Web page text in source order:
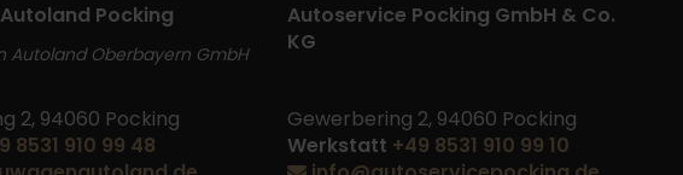
Pocking
Autoland Oberbayern GmbH
Autoservice Pocking GmbH & Co.
KG
2, 94060 Pocking
8531 910 99 48
Gewerbering 2, 94060 Pocking
Werkstatt +49 8531 910 99 10